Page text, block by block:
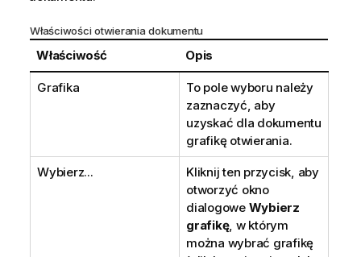
Właściwości otwierania dokumentu
Właściwość Opis
Grafika
To pole wyboru należy
zaznaczyć, aby
uzyskać dla dokumentu
grafikę otwierania.
Wybierz...
Kliknij ten przycisk, aby
otworzyć okno
dialogowe Wybierz
grafikę, w którym
można wybrać grafikę